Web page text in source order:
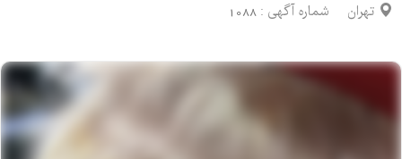
تهران شماره آگهی : 1088